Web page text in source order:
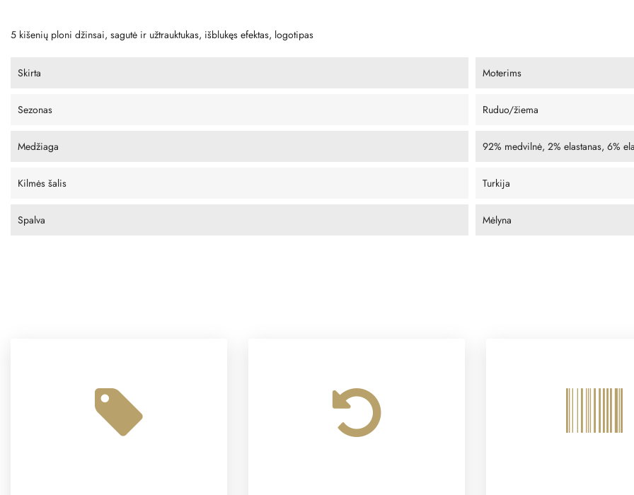
5 kišenių ploni džinsai, sagutė ir užtrauktukas, išblukęs efektas, logotipas
Skirta Moterims
Sezonas Ruduo/žiema
Medžiaga 92% medvilnė, 2% elastanas, 6%
Kilmės šalis Turkija
Spalva Mėlyna